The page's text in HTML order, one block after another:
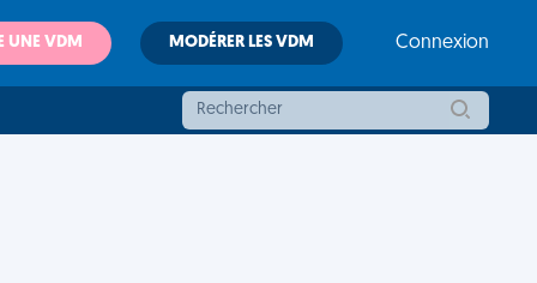
UNE VDM MODÉRER LES VDM Connexion